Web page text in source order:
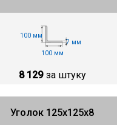
100 мм
100 мм
7 мм
8 129 за штуку
Уголок 125х125х8